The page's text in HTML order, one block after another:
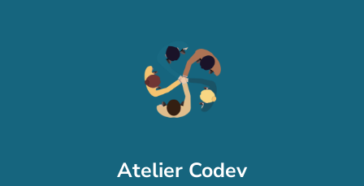
Atelier Codev